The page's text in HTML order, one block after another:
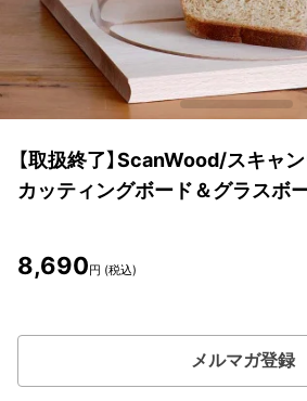
【取扱終了】ScanWood/スキャ
カッティングボード＆グラスボ
8,690円 (税込)
メルマガ登録